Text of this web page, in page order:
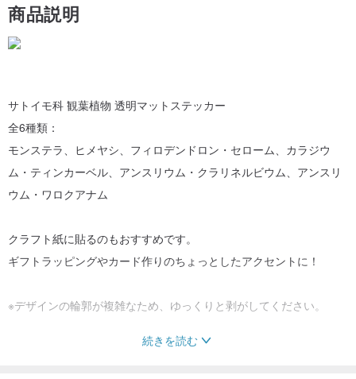
商品説明
サトイモ科 観葉植物 透明マットステッカー
全6種類：
モンステラ、ヒメヤシ、フィロデンドロン・セローム、カラジウ
ム・ティンカーベル、アンスリウム・クラリネルビウム、アンスリ
ウム・ワロクアナム
クラフト紙に貼るのもおすすめです。
ギフトラッピングやカード作りのちょっとしたアクセントに！
※デザインの輪郭が複雑なため、ゆっくりと剥がしてください。
続きを読む